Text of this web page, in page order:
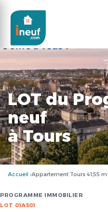
LOT du
neuf
à Tours
Accueil Appartement Tours 41,55
PROGRAMME IMMOBILIER
LOT 01A501